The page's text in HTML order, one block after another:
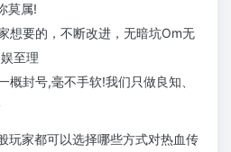
莫属!
想要的，不断改进，无暗坑Om无
至理
概封号,毫不手软!我们只做良知、
玩家都可以选择哪些方式对热血传